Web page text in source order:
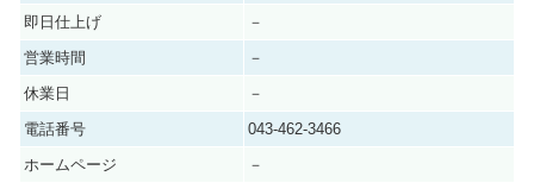
即日仕上げ
－
営業時間
－
休業日
－
電話番号
043-462-3466
ホームページ
－